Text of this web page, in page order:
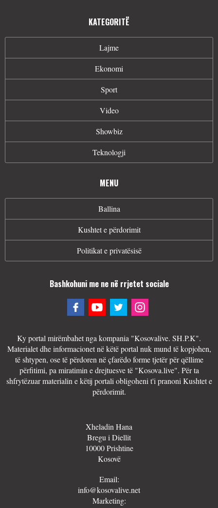
KATEGORITË
Lajme
Ekonomi
Sport
Video
Showbiz
Teknologji
MENU
Ballina
Kushtet e përdorimit
Politikat e privatësisë
Bashkohuni me ne në rrjetet sociale
Ky portal mirëmbahet nga kompania "Kosovalive. SH.P.K".
Materialet dhe informacionet në këtë portal nuk mund të kopjohen,
të shtypen, ose të përdoren në çfarëdo forme tjetër për qëllime
përfitimi, pa miratimin e drejtuesve të "Kosova.live". Për ta
shfrytëzuar materialin e këtij portali obligoheni t'i pranoni Kushtet e
përdorimit.
Xheladin Hana
Bregu i Diellit
10000 Prishtine
Kosovë
Email:
info@kosovalive.net
Marketing: